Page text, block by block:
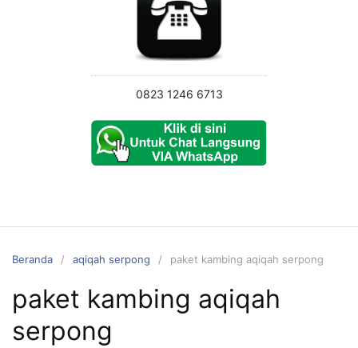
0823 1246 6713
Beranda aqiqah serpong paket kambing aqiqah serpong
paket kambing aqiqah
serpong